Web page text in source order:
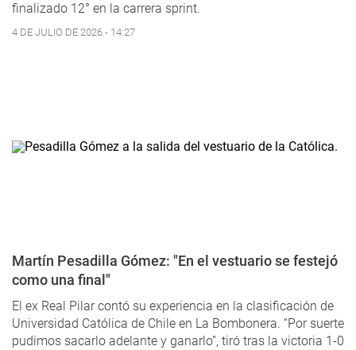
finalizado 12° en la carrera sprint.
4 DE JULIO DE 2026 - 14:27
Martín Pesadilla Gómez: "En el vestuario se festejó
como una final"
El ex Real Pilar contó su experiencia en la clasificación de
Universidad Católica de Chile en La Bombonera. “Por suerte
pudimos sacarlo adelante y ganarlo”, tiró tras la victoria 1-0